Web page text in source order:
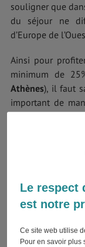
souligner que
du séjour ne
d’Europe de
Ainsi pour
minimum de
Athènes), il faut
important de
Le respect
est notre
Ce site web utilise
Pour en savoir plus